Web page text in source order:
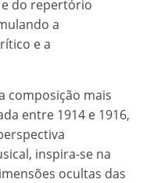
do repertório
a
e a
composição mais
entre 1914 e 1916,
inspira-se na
ocultas das